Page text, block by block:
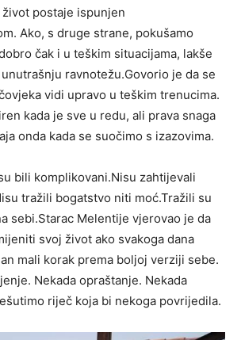
postaje ispunjen
Ako, s druge strane, pokušamo
čak i u teškim situacijama, lakše
ravnotežu.Govorio je da se
vidi upravo u teškim trenucima.
kada je sve u redu, ali prava snaga
onda kada se suočimo s izazovima.
bili komplikovani.Nisu zahtijevali
tražili bogatstvo niti moć.Tražili su
sebi.Starac Melentije vjerovao je da
svoj život ako svakoga dana
mali korak prema boljoj verziji sebe.
Nekada opraštanje. Nekada
riječ koja bi nekoga povrijedila.